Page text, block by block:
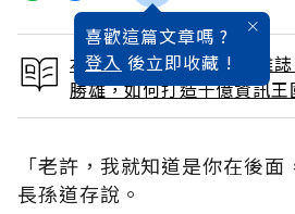
喜歡這篇文章嗎 ?
登入 後立即收藏 !
本文出自 2002 / 5月號雜
勝雄，如何打造千億資訊王
「老許，我就知道是你在後
長孫道存說。